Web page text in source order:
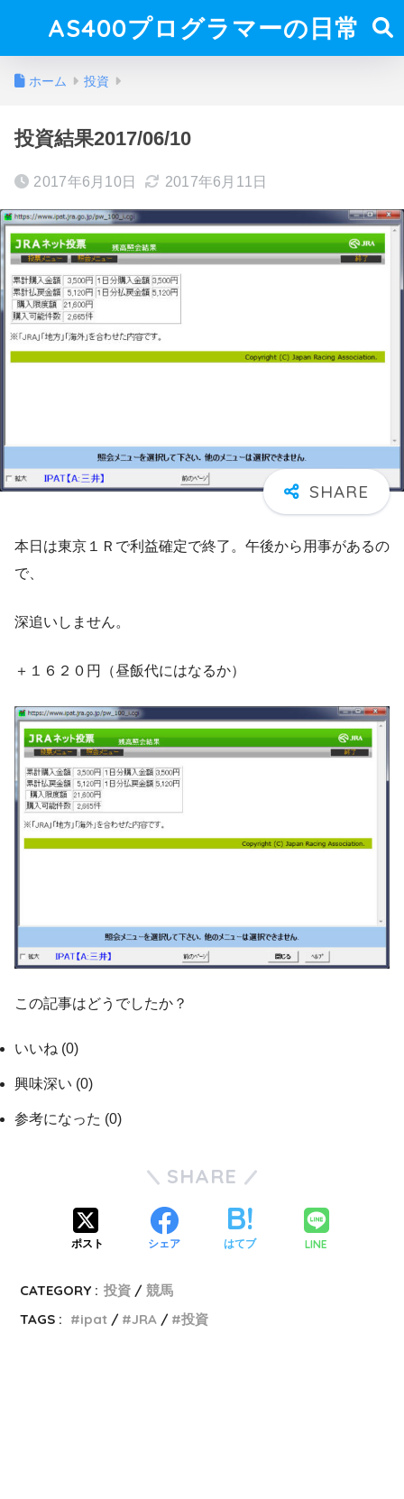
AS400プログラマーの日常
ホーム 投資
投資結果2017/06/10
2017年6月10日 2017年6月11日
本日は東京１Ｒで利益確定で終了。午後から用事があるの
で、
深追いしません。
＋１６２０円（昼飯代にはなるか）
この記事はどうでしたか？
いいね (0)
興味深い (0)
参考になった (0)
SHARE
ポスト シェア はてブ LINE
CATEGORY : 投資
競馬
TAGS :
ipat JRA 投資